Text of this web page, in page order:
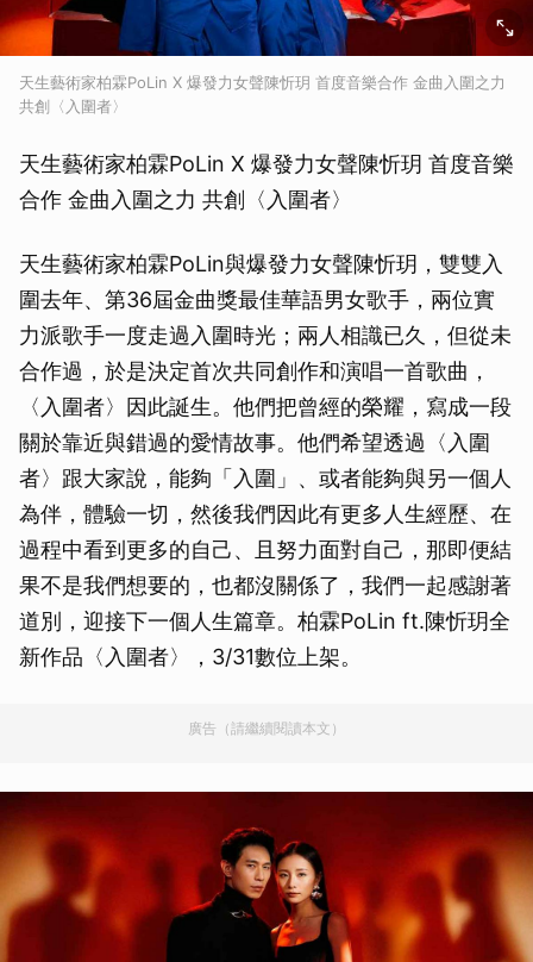
天生藝術家柏霖PoLin X 爆發力女聲陳忻玥 首度音樂合作 金曲入圍之力
共創〈入圍者〉
天生藝術家柏霖PoLin X 爆發力女聲陳忻玥 首度音樂
合作 金曲入圍之力 共創〈入圍者〉
天生藝術家柏霖PoLin與爆發力女聲陳忻玥，雙雙入
圍去年、第36屆金曲獎最佳華語男女歌手，兩位實
力派歌手一度走過入圍時光；兩人相識已久，但從未
合作過，於是決定首次共同創作和演唱一首歌曲，
〈入圍者〉因此誕生。他們把曾經的榮耀，寫成一段
關於靠近與錯過的愛情故事。他們希望透過〈入圍
者〉跟大家說，能夠「入圍」、或者能夠與另一個人
為伴，體驗一切，然後我們因此有更多人生經歷、在
過程中看到更多的自己、且努力面對自己，那即便結
果不是我們想要的，也都沒關係了，我們一起感謝著
道別，迎接下一個人生篇章。柏霖PoLin ft.陳忻玥全
新作品〈入圍者〉，3/31數位上架。
廣告（請繼續閱讀本文）